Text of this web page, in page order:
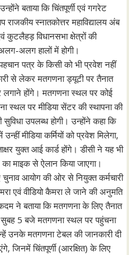
बताया कि चिंतपूर्णी एवं गगरेट
राजकीय स्नातकोत्तर महाविद्यालय अंब
कुटलैहड़ विधानसभा क्षेत्रों की
अलग हालों में होगी।
पत्र के किसी को भी प्रवेश नहीं
से लेकर मतगणना ड्यूटी पर तैनात
लगाने होंगे। मतगणना स्थल पर कोई
पर मीडिया सेंटर की स्थापना की
उपलब्ध होगी। उन्होंने कहा कि
मीडिया कर्मियों को प्रवेश मिलेगा,
युक्त आई कार्ड होंगे। डीसी ने यह भी
माइक से ऐलान किया जाएगा।
चुनाव आयोग की ओर से नियुक्त कर्मचारी
एवं वीडियो कैमरा ले जाने की अनुमति
कदम ने बताया कि मतगणना के लिए तैनात
सुबह 5 बजे मतगणना स्थल पर पहुंचना
उनके मतगणना टेबल की जानकारी दी
जिनमें चिंतपूर्णी (आरक्षित) के लिए